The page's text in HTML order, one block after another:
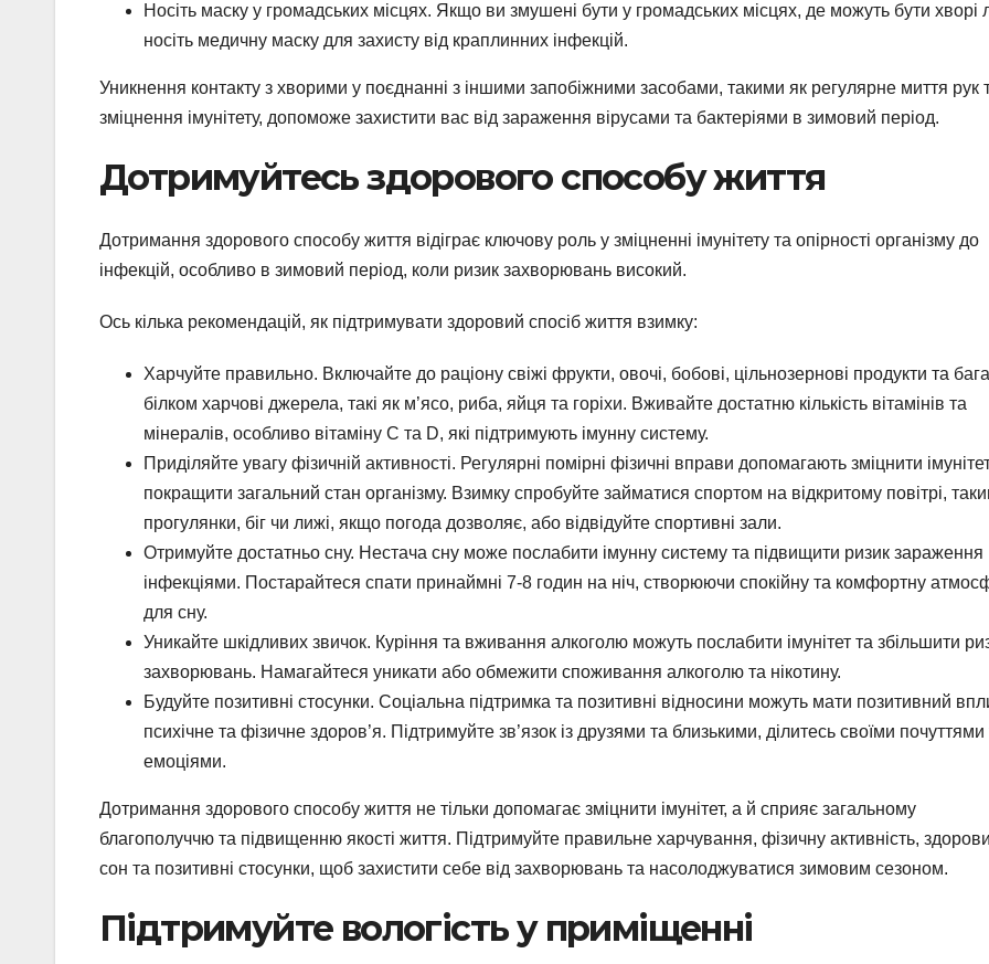
Носіть маску у громадських місцях. Якщо ви змушені бути у громадських місцях, де можуть бути хворі
носіть медичну маску для захисту від краплинних інфекцій.
Уникнення контакту з хворими у поєднанні з іншими запобіжними засобами, такими як регулярне миття рук
зміцнення імунітету, допоможе захистити вас від зараження вірусами та бактеріями в зимовий період.
Дотримуйтесь здорового способу життя
Дотримання здорового способу життя відіграє ключову роль у зміцненні імунітету та опірності організму до
інфекцій, особливо в зимовий період, коли ризик захворювань високий.
Ось кілька рекомендацій, як підтримувати здоровий спосіб життя взимку:
Харчуйте правильно. Включайте до раціону свіжі фрукти, овочі, бобові, цільнозернові продукти та
білком харчові джерела, такі як м’ясо, риба, яйця та горіхи. Вживайте достатню кількість вітамінів та
мінералів, особливо вітаміну С та D, які підтримують імунну систему.
Приділяйте увагу фізичній активності. Регулярні помірні фізичні вправи допомагають зміцнити
покращити загальний стан організму. Взимку спробуйте займатися спортом на відкритому повітрі,
прогулянки, біг чи лижі, якщо погода дозволяє, або відвідуйте спортивні зали.
Отримуйте достатньо сну. Нестача сну може послабити імунну систему та підвищити ризик зараження
інфекціями. Постарайтеся спати принаймні 7-8 годин на ніч, створюючи спокійну та комфортну
для сну.
Уникайте шкідливих звичок. Куріння та вживання алкоголю можуть послабити імунітет та збільшити
захворювань. Намагайтеся уникати або обмежити споживання алкоголю та нікотину.
Будуйте позитивні стосунки. Соціальна підтримка та позитивні відносини можуть мати позитивний
психічне та фізичне здоров’я. Підтримуйте зв’язок із друзями та близькими, ділитесь своїми почуттями
емоціями.
Дотримання здорового способу життя не тільки допомагає зміцнити імунітет, а й сприяє загальному
благополуччю та підвищенню якості життя. Підтримуйте правильне харчування, фізичну активність,
сон та позитивні стосунки, щоб захистити себе від захворювань та насолоджуватися зимовим сезоном.
Підтримуйте вологість у приміщенні